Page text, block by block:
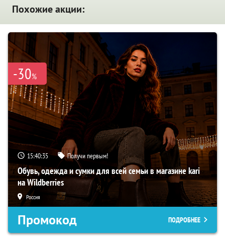
Похожие акции:
-30%
15:40:34 Получи первым!
Обувь, одежда и сумки для всей семьи в магазине kari
на Wildberries
Россия
Промокод ПОДРОБНЕЕ